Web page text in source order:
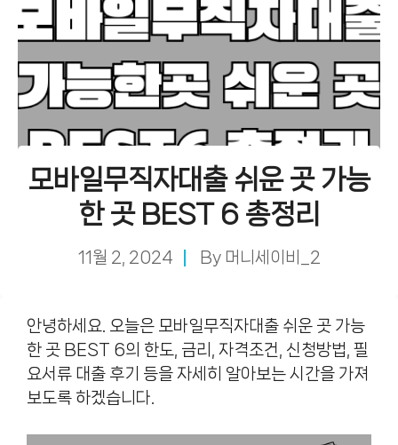
모바일무직자대출 쉬운 곳 가능
한 곳 BEST 6 총정리
11월 2, 2024 By 머니세이비_2
안녕하세요. 오늘은 모바일무직자대출 쉬운 곳 가능
한 곳 BEST 6의 한도, 금리, 자격조건, 신청방법, 필
요서류 대출 후기 등을 자세히 알아보는 시간을 가져
보도록 하겠습니다.